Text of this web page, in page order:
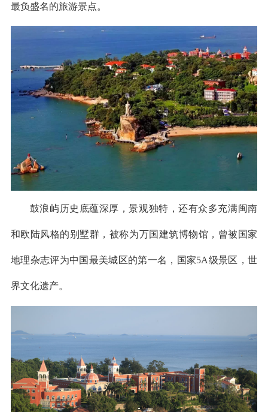
最负盛名的旅游景点。
鼓浪屿历史底蕴深厚，景观独特，还有众多充满闽南
和欧陆风格的别墅群，被称为万国建筑博物馆，曾被国家
地理杂志评为中国最美城区的第一名，国家5A级景区，世
界文化遗产。